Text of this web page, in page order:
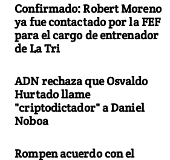
Confirmado: Robert Moreno
ya fue contactado por la FEF
para el cargo de entrenador
de La Tri
ADN rechaza que Osvaldo
Hurtado llame
"criptodictador" a Daniel
Noboa
Rompen acuerdo con el